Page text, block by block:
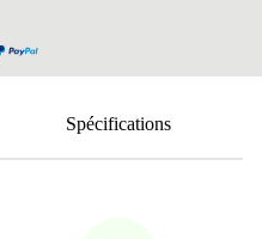
Spécifications